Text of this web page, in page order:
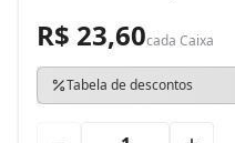
R$ 23,60cada Caixa
Tabela de descontos